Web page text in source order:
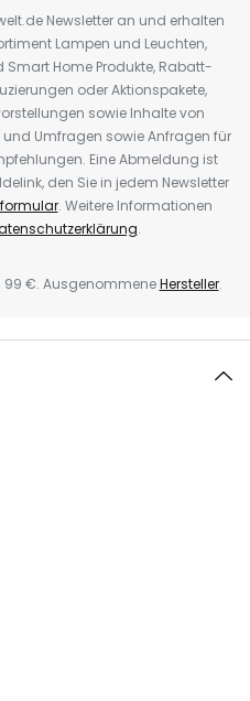
Newsletter an und erhalten
Lampen und Leuchten,
Home Produkte, Rabatt-
oder Aktionspakete,
sowie Inhalte von
Umfragen sowie Anfragen für
Eine Abmeldung ist
den Sie in jedem Newsletter
. Weitere Informationen
.
99 €. AusgenommeneHersteller.